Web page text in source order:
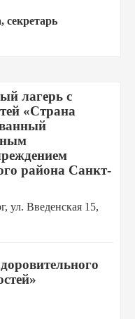
лагерь с
«Страна
района Санкт-
ул. Введенская 15,